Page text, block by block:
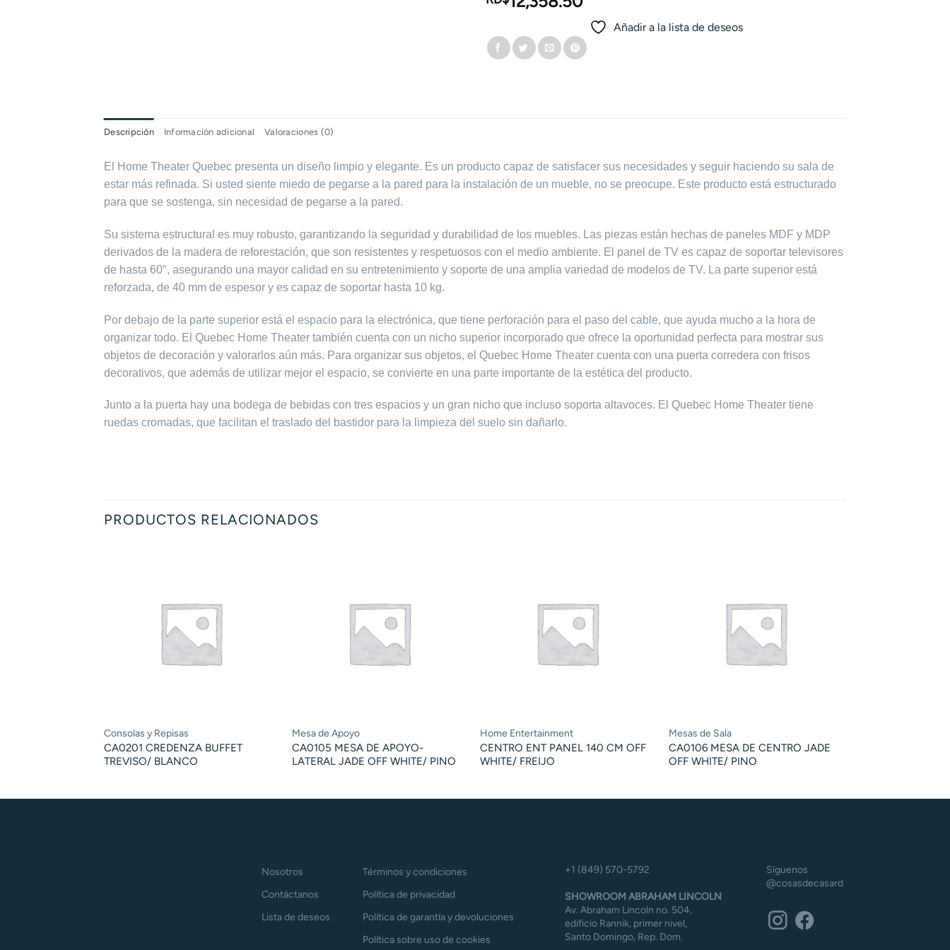
Añadir a la lista de deseos
Descripción Información adicional Valoraciones (0)
El Home Theater Quebec presenta un diseño limpio y elegante. Es un producto capaz de satisfacer sus necesidades y seguir haciendo su sala de
estar más refinada. Si usted siente miedo de pegarse a la pared para la instalación de un mueble, no se preocupe. Este producto está estructurado
para que se sostenga, sin necesidad de pegarse a la pared.
Su sistema estructural es muy robusto, garantizando la seguridad y durabilidad de los muebles. Las piezas están hechas de paneles MDF y MDP
derivados de la madera de reforestación, que son resistentes y respetuosos con el medio ambiente. El panel de TV es capaz de soportar televisores
de hasta 60″, asegurando una mayor calidad en su entretenimiento y soporte de una amplia variedad de modelos de TV. La parte superior está
reforzada, de 40 mm de espesor y es capaz de soportar hasta 10 kg.
Por debajo de la parte superior está el espacio para la electrónica, que tiene perforación para el paso del cable, que ayuda mucho a la hora de
organizar todo. El Quebec Home Theater también cuenta con un nicho superior incorporado que ofrece la oportunidad perfecta para mostrar sus
objetos de decoración y valorarlos aún más. Para organizar sus objetos, el Quebec Home Theater cuenta con una puerta corredera con frisos
decorativos, que además de utilizar mejor el espacio, se convierte en una parte importante de la estética del producto.
Junto a la puerta hay una bodega de bebidas con tres espacios y un gran nicho que incluso soporta altavoces. El Quebec Home Theater tiene
ruedas cromadas, que facilitan el traslado del bastidor para la limpieza del suelo sin dañarlo.
PRODUCTOS RELACIONADOS
Consolas y Repisas
CA0201 CREDENZA BUFFET
TREVISO/ BLANCO
Mesa de Apoyo
CA0105 MESA DE APOYO-
LATERAL JADE OFF WHITE/ PINO
Home Entertainment
CENTRO ENT PANEL 140 CM OFF
WHITE/ FREIJO
Mesas de Sala
CA0106 MESA DE CENTRO JADE
OFF WHITE/ PINO
Nosotros
Contáctanos
Lista de deseos
Términos y condiciones
Política de privacidad
Política de garantía y devoluciones
Política sobre uso de cookies
+1 (849) 570-5792
SHOWROOM ABRAHAM LINCOLN
Av. Abraham Lincoln no. 504,
edificio Rannik, primer nivel,
Santo Domingo, Rep. Dom.
Síguenos
@cosasdecasard